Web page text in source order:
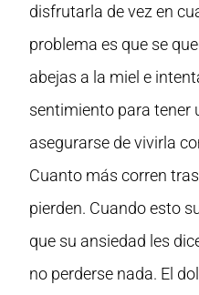
disfrutarla de vez en
problema es que se
abejas a la miel e
sentimiento para tener
asegurarse de vivirla
Cuanto más corren
pierden. Cuando esto
que su ansiedad les
no perderse nada. El